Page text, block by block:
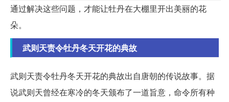
通过解决这些问题，才能让牡丹在大棚里开出美丽的花
朵。
武则天责令牡丹冬天开花的典故
武则天责令牡丹冬天开花的典故出自唐朝的传说故事。据
说武则天曾经在寒冷的冬天颁布了一道旨意，命令所有种